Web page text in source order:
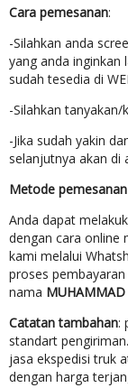
Cara pemesanan:
-Silahkan anda
yang anda inginkan
sudah tesedia di
-Silahkan
-Jika sudah yakin
selanjutnya akan di
Metode
Anda dapat
dengan cara online
kami melalui
proses
nama MUHAMMAD
Catatan tambahan:
standart
jasa ekspedisi truk
dengan harga